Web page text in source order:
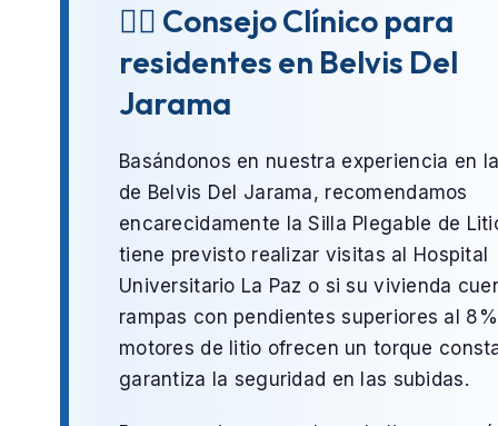
👨‍⚕️ Consejo Clínico para
residentes en Belvis Del
Jarama
Basándonos en nuestra experiencia en
de Belvis Del Jarama, recomendamos
encarecidamente laSilla Plegable de
tiene previsto realizar visitas al Hospital
Universitario La Paz o si su vivienda
rampas con pendientes superiores al
motores de litio ofrecen un torque
garantiza la seguridad en las subidas.